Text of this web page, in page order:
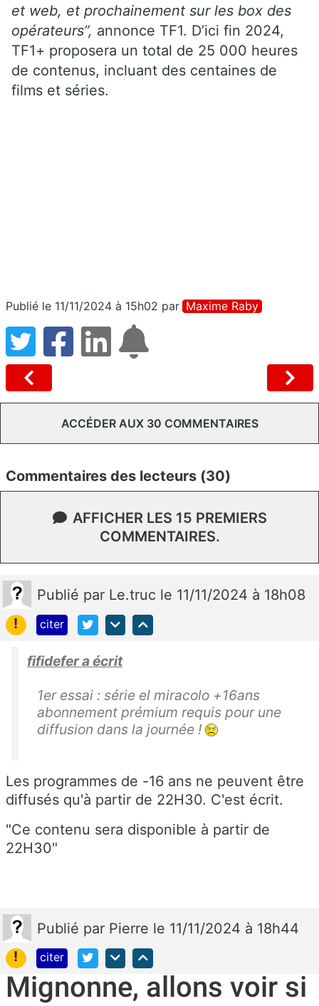
et web, et prochainement sur les box des
opérateurs”, annonce TF1. D’ici fin 2024,
TF1+ proposera un total de 25 000 heures
de contenus, incluant des centaines de
films et séries.
Publié le 11/11/2024 à 15h02 par Maxime Raby
ACCÉDER AUX 30 COMMENTAIRES
Commentaires des lecteurs (30)
AFFICHER LES 15 PREMIERS
COMMENTAIRES.
Publié par Le.truc le 11/11/2024 à 18h08
!
citer
fifidefer a écrit
1er essai : série el miracolo +16ans
abonnement prémium requis pour une
diffusion dans la journée !
Les programmes de -16 ans ne peuvent être
diffusés qu'à partir de 22H30. C'est écrit.
"Ce contenu sera disponible à partir de
22H30"
Publié par Pierre le 11/11/2024 à 18h44
!
citer
Mignonne, allons voir si